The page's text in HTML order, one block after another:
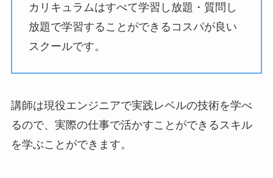
カリキュラムはすべて学習し放題・質問し
放題で学習することができるコスパが良い
スクールです。
講師は現役エンジニアで実践レベルの技術を学べ
るので、実際の仕事で活かすことができるスキル
を学ぶことができます。